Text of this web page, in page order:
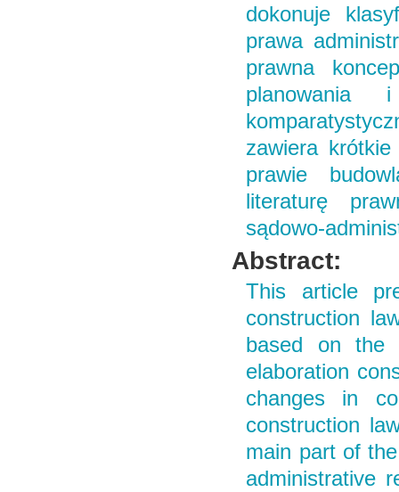
dokonuje
prawa
prawna
planowania i
zawiera
prawie
literaturę
sądowo-
Abstract:
This article
construction
based on the
elaboration
changes in
construction
main part of
administrative